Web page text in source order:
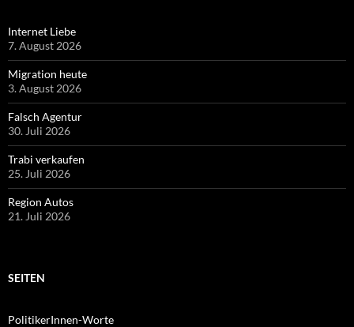
Internet Liebe
7. August 2026
Migration heute
3. August 2026
Falsch Agentur
30. Juli 2026
Trabi verkaufen
25. Juli 2026
Region Autos
21. Juli 2026
SEITEN
PolitikerInnen-Worte